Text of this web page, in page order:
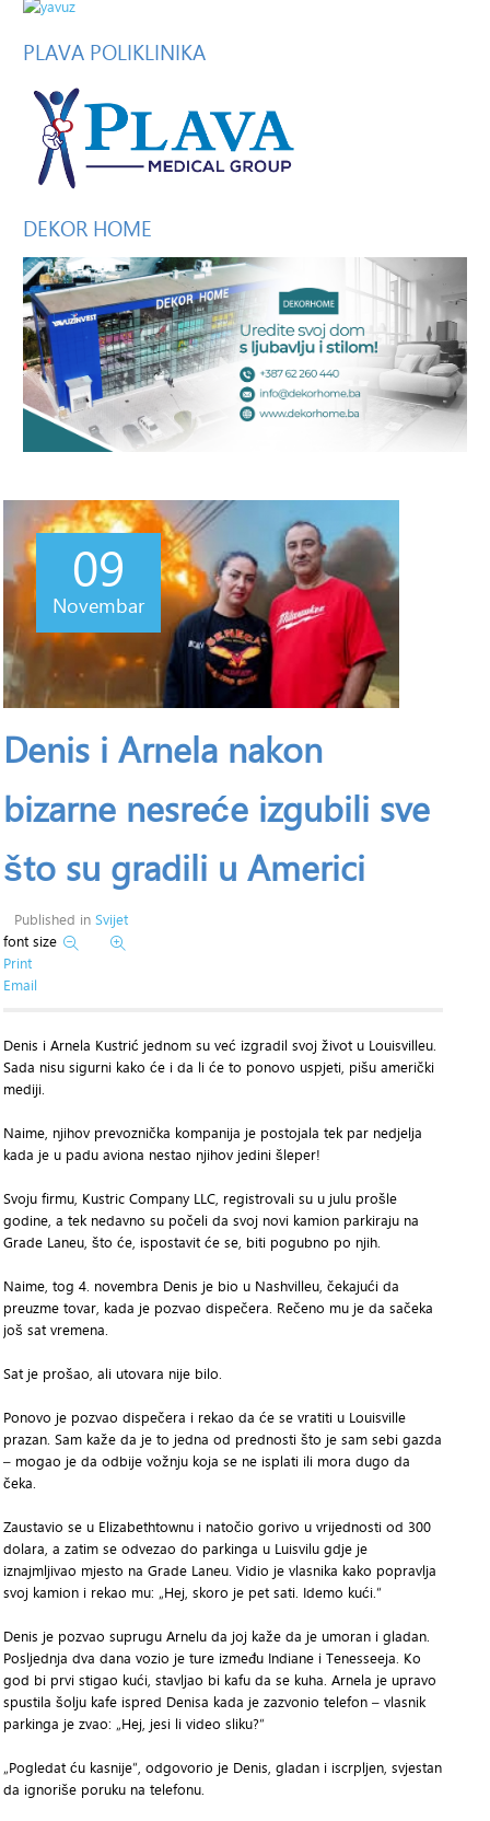
PLAVA POLIKLINIKA
DEKOR HOME
09
Novembar
Denis i Arnela nakon
bizarne nesreće izgubili sve
što su gradili u Americi
Published in Svijet
font size
Print
Email
Denis i Arnela Kustrić jednom su već izgradil svoj život u Louisvilleu.
Sada nisu sigurni kako će i da li će to ponovo uspjeti, pišu američki
mediji.
Naime, njihov prevoznička kompanija je postojala tek par nedjelja
kada je u padu aviona nestao njihov jedini šleper!
Svoju firmu, Kustric Company LLC, registrovali su u julu prošle
godine, a tek nedavno su počeli da svoj novi kamion parkiraju na
Grade Laneu, što će, ispostavit će se, biti pogubno po njih.
Naime, tog 4. novembra Denis je bio u Nashvilleu, čekajući da
preuzme tovar, kada je pozvao dispečera. Rečeno mu je da sačeka
još sat vremena.
Sat je prošao, ali utovara nije bilo.
Ponovo je pozvao dispečera i rekao da će se vratiti u Louisville
prazan. Sam kaže da je to jedna od prednosti što je sam sebi gazda
– mogao je da odbije vožnju koja se ne isplati ili mora dugo da
čeka.
Zaustavio se u Elizabethtownu i natočio gorivo u vrijednosti od 300
dolara, a zatim se odvezao do parkinga u Luisvilu gdje je
iznajmljivao mjesto na Grade Laneu. Vidio je vlasnika kako popravlja
svoj kamion i rekao mu: „Hej, skoro je pet sati. Idemo kući.“
Denis je pozvao suprugu Arnelu da joj kaže da je umoran i gladan.
Posljednja dva dana vozio je ture između Indiane i Tenesseeja. Ko
god bi prvi stigao kući, stavljao bi kafu da se kuha. Arnela je upravo
spustila šolju kafe ispred Denisa kada je zazvonio telefon – vlasnik
parkinga je zvao: „Hej, jesi li video sliku?“
„Pogledat ću kasnije“, odgovorio je Denis, gladan i iscrpljen, svjestan
da ignoriše poruku na telefonu.